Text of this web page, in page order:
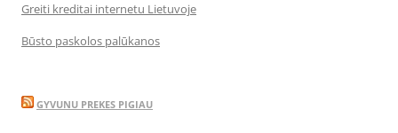
Greiti kreditai internetu Lietuvoje
Būsto paskolos palūkanos
GYVUNU PREKES PIGIAU